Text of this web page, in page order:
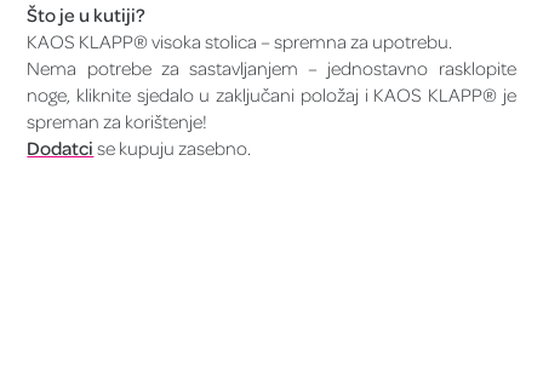
Što je u kutiji?
KAOS KLAPP® visoka stolica – spremna za upotrebu.
Nema potrebe za sastavljanjem – jednostavno rasklopite
noge, kliknite sjedalo u zaključani položaj i KAOS KLAPP® je
spreman za korištenje!
Dodatci se kupuju zasebno.